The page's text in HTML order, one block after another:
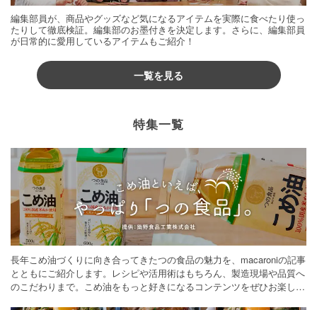
編集部員が、商品やグッズなど気になるアイテムを実際に食べたり使っ
たりして徹底検証。編集部のお墨付きを決定します。さらに、編集部員
が日常的に愛用しているアイテムもご紹介！
一覧を見る
特集一覧
長年こめ油づくりに向き合ってきたつの食品の魅力を、macaroniの記事
とともにご紹介します。レシピや活用術はもちろん、製造現場や品質へ
のこだわりまで。こめ油をもっと好きになるコンテンツをぜひお楽しみ